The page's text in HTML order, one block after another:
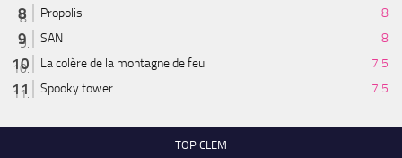
Propolis
8
SAN
8
La colère de la montagne de feu
7.5
Spooky tower
7.5
TOP CLEM